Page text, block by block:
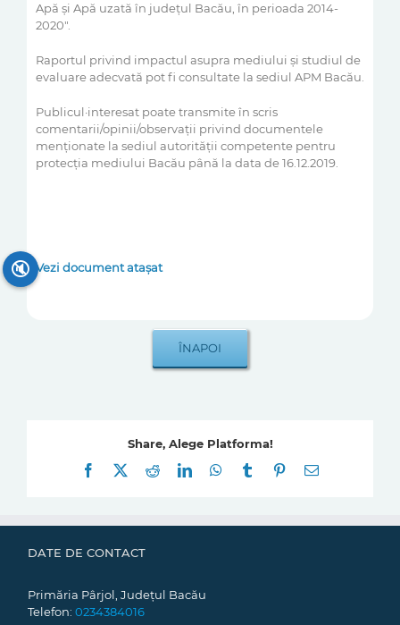
Apă și Apă uzată în județul Bacău, în perioada 2014-
2020″.
Raportul privind impactul asupra mediului și studiul de
evaluare adecvată pot fi consultate la sediul APM Bacău.
Publicul·interesat poate transmite în scris
comentarii/opinii/observații privind documentele
menționate la sediul autorității competente pentru
protecția mediului Bacău până la data de 16.12.2019.
Vezi document atașat
Share, Alege Platforma!
Facebook
RedditLinkedInWhatsApp
Tumblr Pinterest
E-
DATE DE CONTACT
Primăria Pârjol, Județul Bacău
Telefon: 0234384016
🔇